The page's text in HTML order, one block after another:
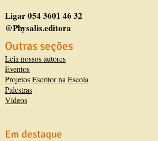
Ligar054 3601 46 32
@Physalis.editora
Outras seções
Leia nossos autores
Eventos
Projetos Escritor na Escola
Palestras
Vídeos
Em destaque